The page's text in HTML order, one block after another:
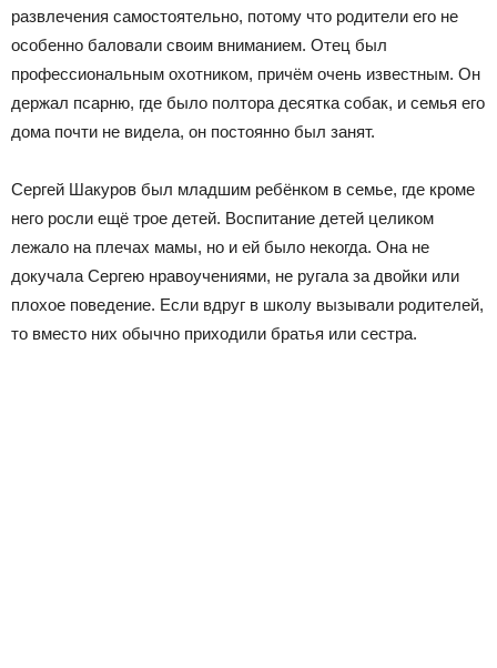
развлечения самостоятельно, потому что родители его не
особенно баловали своим вниманием. Отец был
профессиональным охотником, причём очень известным. Он
держал псарню, где было полтора десятка собак, и семья его
дома почти не видела, он постоянно был занят.
Сергей Шакуров был младшим ребёнком в семье, где кроме
него росли ещё трое детей. Воспитание детей целиком
лежало на плечах мамы, но и ей было некогда. Она не
докучала Сергею нравоучениями, не ругала за двойки или
плохое поведение. Если вдруг в школу вызывали родителей,
то вместо них обычно приходили братья или сестра.